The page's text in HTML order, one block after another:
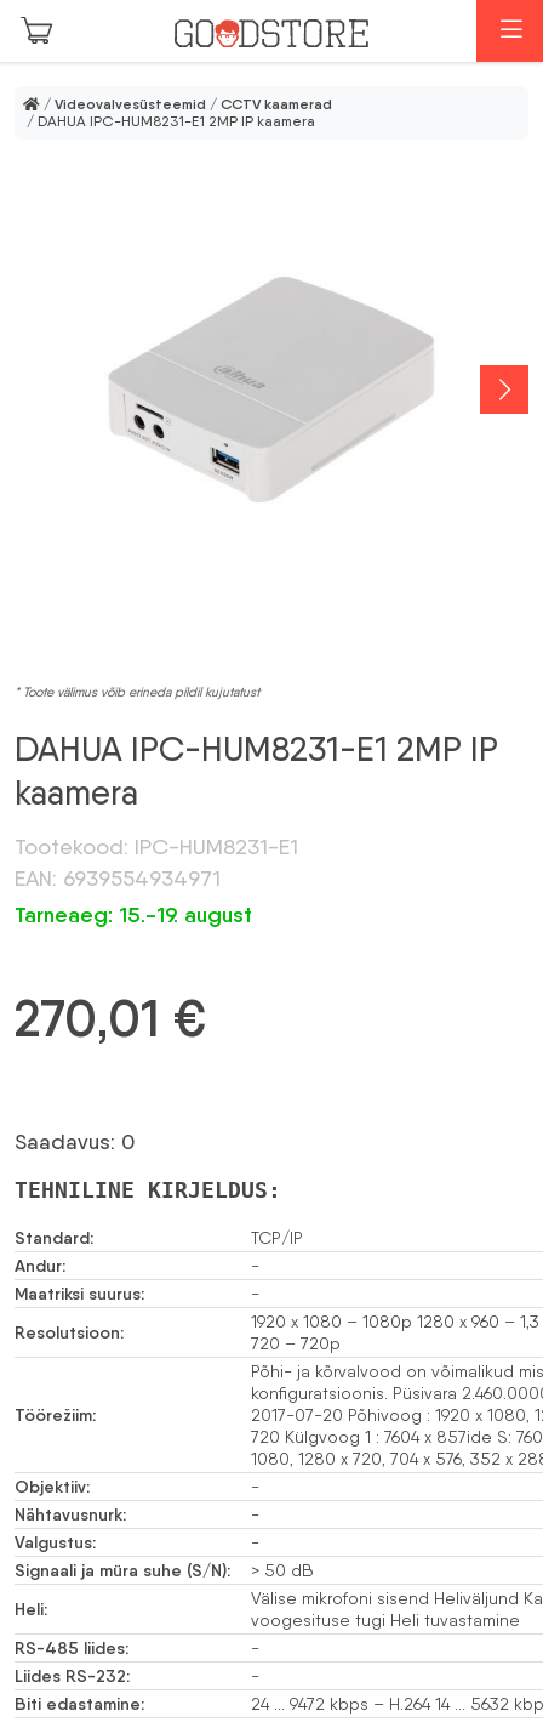
Skip to main content
/ Videovalvesüsteemid / CCTV kaamerad
/ DAHUA IPC-HUM8231-E1 2MP IP kaamera
* Toote välimus võib erineda pildil kujutatust
DAHUA IPC-HUM8231-E1 2MP IP
kaamera
Tootekood: IPC-HUM8231-E1
EAN: 6939554934971
Tarneaeg: 15.-19. august
270,01 €
Saadavus: 0
TEHNILINE KIRJELDUS:
Standard: TCP/IP
Andur: -
Maatriksi suurus: -
Resolutsioon:
1920 x 1080 – 1080p 1280 x 960 –
720 – 720p
Töörežiim:
Põhi- ja kõrvalvood on võimalikud
konfiguratsioonis. Püsivara
2017-07-20 Põhivoog : 1920 x 1080,
720 Külgvoog 1 : 7604 x 857ide S:
1080, 1280 x 720, 704 x 576, 352 x
Objektiiv: -
Nähtavusnurk: -
Valgustus: -
Signaali ja müra suhe (S/N): > 50 dB
Heli:
Välise mikrofoni sisend Heliväljund
voogesituse tugi Heli tuvastamine
RS-485 liides: -
Liides RS-232: -
Biti edastamine: 24 … 9472 kbps – H.264 14 … 5632